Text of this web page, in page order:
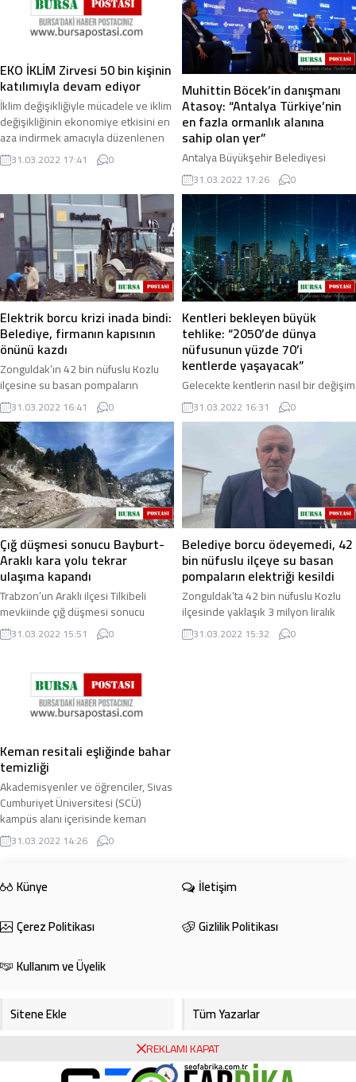
EKO İKLİM Zirvesi 50 bin kişinin
katılımıyla devam ediyor
İklim değişikliğiyle mücadele ve iklim
değişikliğinin ekonomiye etkisini en
aza indirmek amacıyla düzenlenen
"EKO İKLİM Ekonomi ve İklim ...
31.03.2022 17:41 0
Muhittin Böcek’in danışmanı
Atasoy: “Antalya Türkiye’nin
en fazla ormanlık alanına
sahip olan yer”
Antalya Büyükşehir Belediyesi
Başkan Danışmanı Lokman Atasoy,
“Antalya Türkiye’nin en fazla
ormanlık alanına sahip olan yer.
Bahsettiğimiz yüz ...
31.03.2022 17:26 0
Elektrik borcu krizi inada bindi:
Belediye, firmanın kapısının
önünü kazdı
Zonguldak’ın 42 bin nüfuslu Kozlu
ilçesine su basan pompaların
yaklaşık 3 milyon TL’lik elektrik
faturasının ödenememesi üzerine
enerji firması ...
31.03.2022 16:41 0
Kentleri bekleyen büyük
tehlike: “2050’de dünya
nüfusunun yüzde 70’i
kentlerde yaşayacak”
Gelecekte kentlerin nasıl bir değişim
yaşayacağı ve bununla birlikte
meydana gelecek olan problemler,
düzenlenen uluslararası bir
31.03.2022 16:31 0
Çığ düşmesi sonucu Bayburt-
Araklı kara yolu tekrar
ulaşıma kapandı
Trabzon’un Araklı ilçesi Tilkibeli
mevkiinde çığ düşmesi sonucu
Bayburt-Araklı kara yolu tekrar
ulaşıma kapandı. Doğu Karadeniz
31.03.2022 15:51 0
Belediye borcu ödeyemedi, 42
bin nüfuslu ilçeye su basan
pompaların elektriği kesildi
Zonguldak’ta 42 bin nüfuslu Kozlu
ilçesinde yaklaşık 3 milyon liralık
elektrik borcu ödenmeyince ilçeye
su basan pompaların elektriği kesildi
31.03.2022 15:32 0
Keman resitali eşliğinde bahar
temizliği
Akademisyenler ve öğrenciler, Sivas
Cumhuriyet Üniversitesi (SCÜ)
kampüs alanı içerisinde keman
resitali eşliğinde bahar temizliği
yaparak çöp ...
31.03.2022 14:26 0
Künye
İletişim
Çerez Politikası
Gizlilik Politikası
Kullanım ve Üyelik
Sitene Ekle
Tüm Yazarlar
Foto Galeri
REKLAMI KAPAT